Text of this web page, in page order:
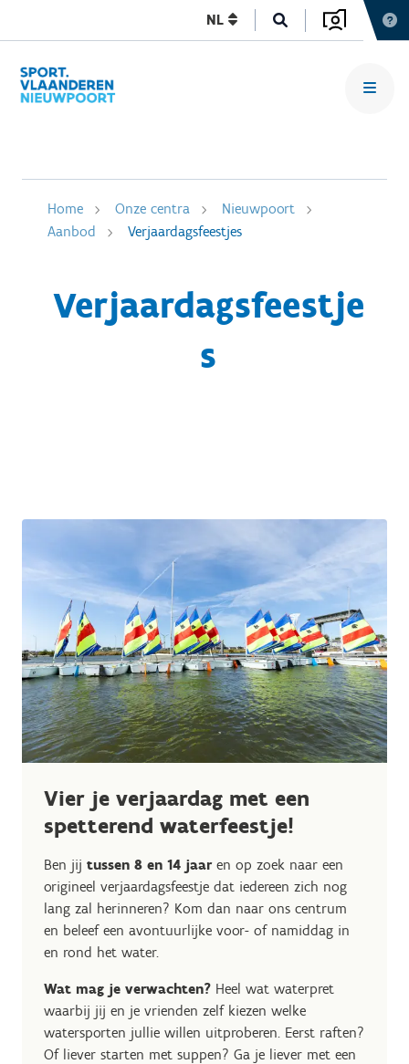
NL
Home Onze centra
Nieuwpoort
Aanbod
Verjaardagsfeestjes
Verjaardagsfeestje
s
Vier je verjaardag met een
spetterend waterfeestje!
Ben jij tussen 8 en 14 jaaren op zoek naar een
origineel verjaardagsfeestje dat iedereen zich nog
lang zal herinneren? Kom dan naar ons centrum
en beleef een avontuurlijke voor- of namiddag in
en rond het water.
Wat mag je verwachten? Heel wat waterpret
waarbij jij en je vrienden zelf kiezen welke
watersporten jullie willen uitproberen. Eerst raften?
Of liever starten met suppen? Ga je liever met een